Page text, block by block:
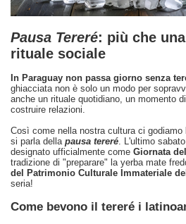
Pausa Tereré: più che
rituale sociale
In Paraguay non passa giorno senza
ghiacciata non è solo un modo per
anche un rituale quotidiano, un momento
costruire relazioni.
Così come nella nostra cultura ci
si parla della pausa tereré. L'ultimo
designato ufficialmente come Giornata
tradizione di "preparare" la yerba mate
del Patrimonio Culturale Immateriale
seria!
Come bevono il tereré i